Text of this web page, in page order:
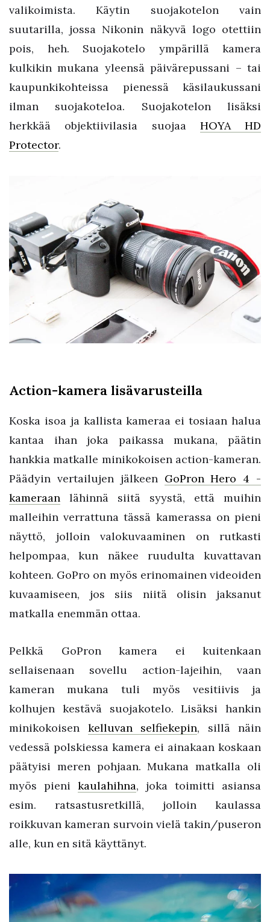
valikoimista. Käytin suojakotelon vain
suutarilla, jossa Nikonin näkyvä logo otettiin
pois, heh. Suojakotelo ympärillä kamera
kulkikin mukana yleensä päivärepussani – tai
kaupunkikohteissa pienessä käsilaukussani
ilman suojakoteloa. Suojakotelon lisäksi
herkkää objektiivilasia suojaa HOYA HD
Protector.
Action-kamera lisävarusteilla
Koska isoa ja kallista kameraa ei tosiaan halua
kantaa ihan joka paikassa mukana, päätin
hankkia matkalle minikokoisen action-kameran.
Päädyin vertailujen jälkeen GoPron Hero 4 -
kameraan lähinnä siitä syystä, että muihin
malleihin verrattuna tässä kamerassa on pieni
näyttö, jolloin valokuvaaminen on rutkasti
helpompaa, kun näkee ruudulta kuvattavan
kohteen. GoPro on myös erinomainen videoiden
kuvaamiseen, jos siis niitä olisin jaksanut
matkalla enemmän ottaa.
Pelkkä GoPron kamera ei kuitenkaan
sellaisenaan sovellu action-lajeihin, vaan
kameran mukana tuli myös vesitiivis ja
kolhujen kestävä suojakotelo. Lisäksi hankin
minikokoisen kelluvan selfiekepin, sillä näin
vedessä polskiessa kamera ei ainakaan koskaan
päätyisi meren pohjaan. Mukana matkalla oli
myös pieni kaulahihna, joka toimitti asiansa
esim. ratsastusretkillä, jolloin kaulassa
roikkuvan kameran survoin vielä takin/puseron
alle, kun en sitä käyttänyt.